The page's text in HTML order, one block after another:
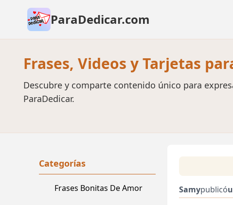
ParaDedicar.com
Frases, Videos y Tarjetas
Descubre y comparte contenido único para
ParaDedicar.
Categorías
Frases Bonitas De Amor Samypublicó